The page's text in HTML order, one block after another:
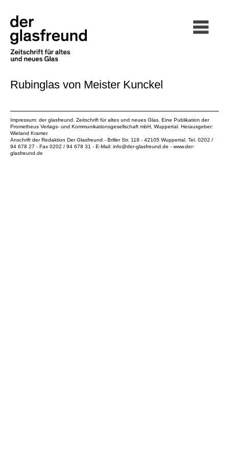
Rubinglas von Meister Kunckel
Impressum: der glasfreund. Zeitschrift für altes und neues Glas. Eine Publikation der
Prometheus Verlags- und Kommunikationsgesellschaft mbH , Wuppertal. Herausgeber:
Wieland Kramer.
Anschrift der Redaktion Der Glasfreund - Briller Str. 118 - 42105 Wuppertal. Tel. 0202 /
94 678 27 - Fax 0202 / 94 678 31 - E-Mail: info@der-glasfreund.de - www.der-
glasfreund.de